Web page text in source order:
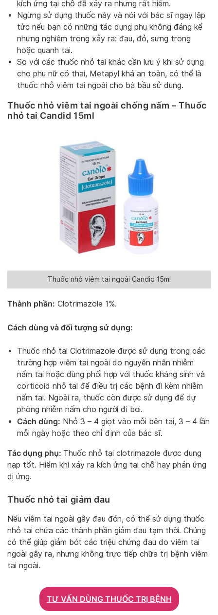
kích ứng tại chỗ đã xảy ra nhưng rất hiếm.
Ngừng sử dụng thuốc này và nói với bác sĩ ngay lập
tức nếu bạn có những tác dụng phụ không đáng kể
nhưng nghiêm trọng xảy ra: đau, đỏ, sưng trong
hoặc quanh tai.
So với các thuốc nhỏ tai khác cần lưu ý khi sử dụng
cho phụ nữ có thai, Metapyl khá an toàn, có thể là
thuốc nhỏ viêm tai ngoài cho bà bầu sử dụng.
Thuốc nhỏ viêm tai ngoài chống nấm – Thuốc
nhỏ tai Candid 15ml
Thuốc nhỏ viêm tai ngoài Candid 15ml
Thành phần: Clotrimazole 1%.
Cách dùng và đối tượng sử dụng:
Thuốc nhỏ tai Clotrimazole được sử dụng trong các
trường hợp viêm tai ngoài do nguyên nhân nhiễm
nấm tai hoặc dùng phối hợp với thuốc kháng sinh và
corticoid nhỏ tai để điều trị các bệnh đi kèm nhiễm
nấm tai. Ngoài ra, thuốc còn được sử dụng để dự
phòng nhiễm nấm cho người đi bơi.
Cách dùng: Nhỏ 3 – 4 giọt vào mỗi bên tai, 3 – 4 lần
mỗi ngày hoặc theo chỉ định của bác sĩ.
Tác dụng phụ: Thuốc nhỏ tại clotrimazole được dung
nạp tốt. Hiếm khi xảy ra kích ứng tại chỗ hay phản ứng
dị ứng.
Thuốc nhỏ tai giảm đau
Nếu viêm tai ngoài gây đau đớn, có thể sử dụng thuốc
nhỏ tai chứa các thành phần giảm đau tạm thời. Chúng
có thể giúp giảm bớt các triệu chứng đau do viêm tai
ngoài gây ra, nhưng không trực tiếp chữa trị bệnh viêm
tai ngoài.
TƯ VẤN DÙNG THUỐC TRỊ BỆNH